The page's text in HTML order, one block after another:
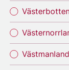
Västmanland